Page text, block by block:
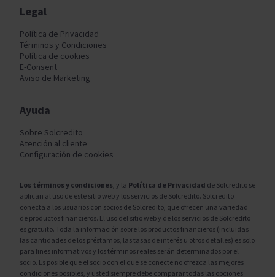
Legal
Política de Privacidad
Términos y Condiciones
Política de cookies
E-Consent
Aviso de Marketing
Ayuda
Sobre Solcredito
Atención al cliente
Configuración de cookies
Los términos y condiciones, y la Política de Privacidad de Solcredito se
aplican al uso de este sitio web y los servicios de Solcredito. Solcredito
conecta a los usuarios con socios de Solcredito, que ofrecen una variedad
de productos financieros. El uso del sitio web y de los servicios de Solcredito
es gratuito. Toda la información sobre los productos financieros (incluidas
las cantidades de los préstamos, las tasas de interés u otros detalles) es solo
para fines informativos y los términos reales serán determinados por el
socio. Es posible que el socio con el que se conecte no ofrezca las mejores
condiciones posibles, y usted siempre debe comparar todas las opciones